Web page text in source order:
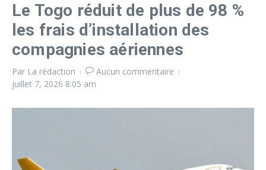
Le Togo réduit de plus de 98 %
les frais d’installation des
compagnies aériennes
Par La rédaction
Aucun commentaire
juillet 7, 2026 8:05 am